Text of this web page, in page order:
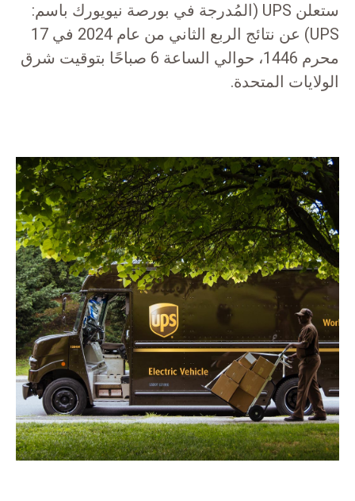
ستعلن UPS (المُدرجة في بورصة نيويورك باسم:
UPS) عن نتائج الربع الثاني من عام 2024 في 17
محرم 1446، حوالي الساعة 6 صباحًا بتوقيت شرق
الولايات المتحدة.